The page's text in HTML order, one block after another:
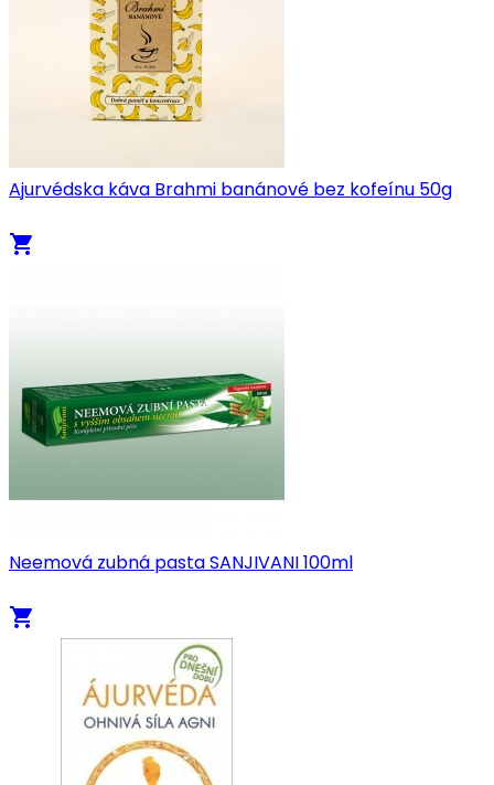
Ajurvédska káva Brahmi banánové bez kofeínu 50g
local_grocery_store
Neemová zubná pasta SANJIVANI 100ml
local_grocery_store